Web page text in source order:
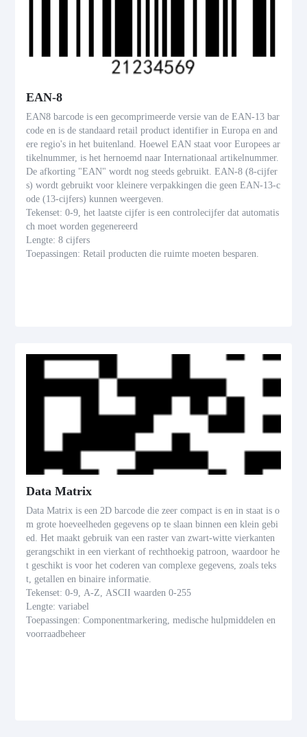
EAN-8
EAN8 barcode is een gecomprimeerde versie van de EAN-13 bar
code en is de standaard retail product identifier in Europa en and
ere regio's in het buitenland. Hoewel EAN staat voor Europees ar
tikelnummer, is het hernoemd naar Internationaal artikelnummer.
De afkorting "EAN" wordt nog steeds gebruikt. EAN-8 (8-cijfer
s) wordt gebruikt voor kleinere verpakkingen die geen EAN-13-c
ode (13-cijfers) kunnen weergeven.
Tekenset: 0-9, het laatste cijfer is een controlecijfer dat automatis
ch moet worden gegenereerd
Lengte: 8 cijfers
Toepassingen: Retail producten die ruimte moeten besparen.
Data Matrix
Data Matrix is een 2D barcode die zeer compact is en in staat is o
m grote hoeveelheden gegevens op te slaan binnen een klein gebi
ed. Het maakt gebruik van een raster van zwart-witte vierkanten
gerangschikt in een vierkant of rechthoekig patroon, waardoor he
t geschikt is voor het coderen van complexe gegevens, zoals teks
t, getallen en binaire informatie.
Tekenset: 0-9, A-Z, ASCII waarden 0-255
Lengte: variabel
Toepassingen: Componentmarkering, medische hulpmiddelen en
voorraadbeheer